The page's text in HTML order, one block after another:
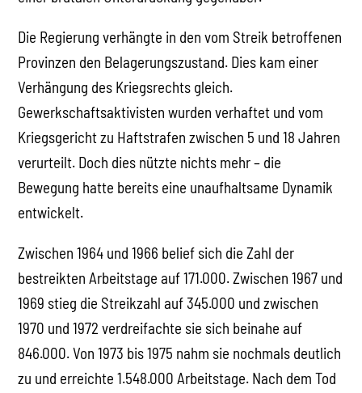
Die Regierung verhängte in den vom Streik betroffenen
Provinzen den Belagerungszustand. Dies kam einer
Verhängung des Kriegsrechts gleich.
Gewerkschaftsaktivisten wurden verhaftet und vom
Kriegsgericht zu Haftstrafen zwischen 5 und 18 Jahren
verurteilt. Doch dies nützte nichts mehr – die
Bewegung hatte bereits eine unaufhaltsame Dynamik
entwickelt.
Zwischen 1964 und 1966 belief sich die Zahl der
bestreikten Arbeitstage auf 171.000. Zwischen 1967 und
1969 stieg die Streikzahl auf 345.000 und zwischen
1970 und 1972 verdreifachte sie sich beinahe auf
846.000. Von 1973 bis 1975 nahm sie nochmals deutlich
zu und erreichte 1.548.000 Arbeitstage. Nach dem Tod